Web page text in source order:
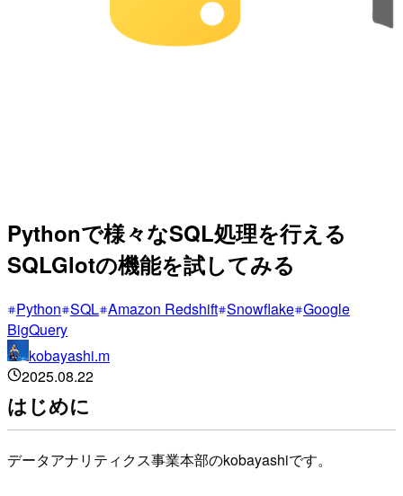
Pythonで様々なSQL処理を行える
SQLGlotの機能を試してみる
Python SQL Amazon Redshift Snowflake Google
BigQuery
kobayashi.m
2025.08.22
はじめに
データアナリティクス事業本部のkobayashiです。